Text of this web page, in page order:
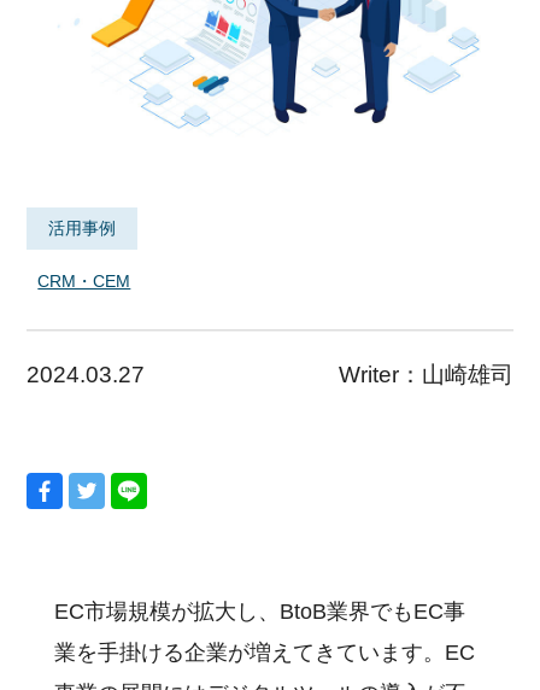
活用事例
CRM・CEM
2024.03.27 Writer： 山崎雄司
EC市場規模が拡大し、BtoB業界でもEC事
業を手掛ける企業が増えてきています。EC